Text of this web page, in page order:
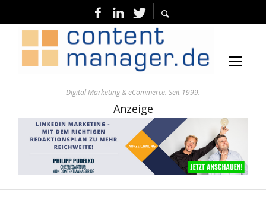
Digital Marketing & eCommerce. Seit 1999.
Anzeige